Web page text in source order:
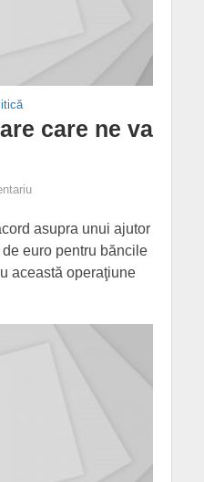
care ne va
asupra unui ajutor
euro pentru băncile
această operaţiune